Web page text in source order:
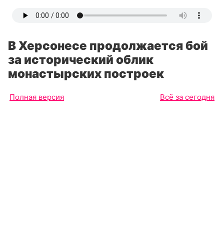
В Херсонесе продолжается бой
за исторический облик
монастырских построек
Полная версия Всё за сегодня